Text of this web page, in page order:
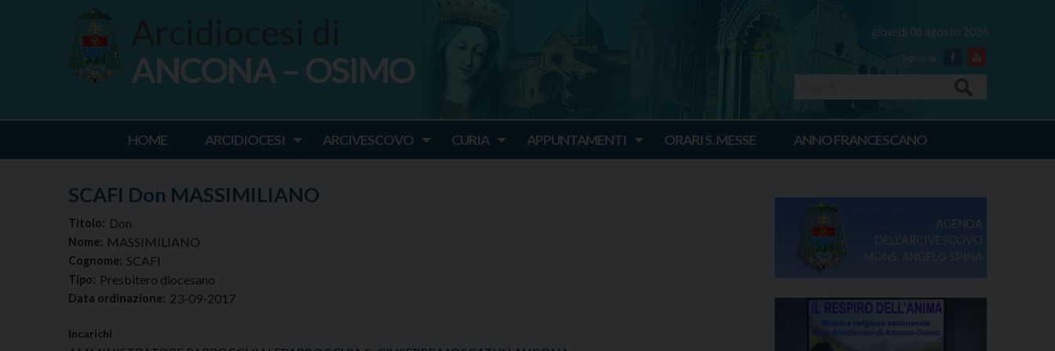
giovedì 06 agosto 2026
Facebook
Youtube
Ancona Osimo
ANCONA – OSIMO
HOME ARCIDIOCESI ARCIVESCOVO CURIA APPUNTAMENTI ORARI S. MESSE ANNO FRANCESCANO
SCAFI Don MASSIMILIANO
Titolo: Don
Nome: MASSIMILIANO
Cognome: SCAFI
Tipo: Presbitero diocesano
Data ordinazione: 23-09-2017
Incarichi
AGENDA
DELL'ARCIVESCOVO